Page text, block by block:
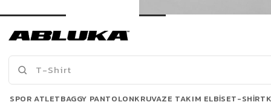
503,93 TL
719,90 TL
3 Al 2 Öde
Son Bakılanlar
SPOR ATLETBAGGY PANTOLONKRUVAZE TAKIM ELBISET-SHIRT